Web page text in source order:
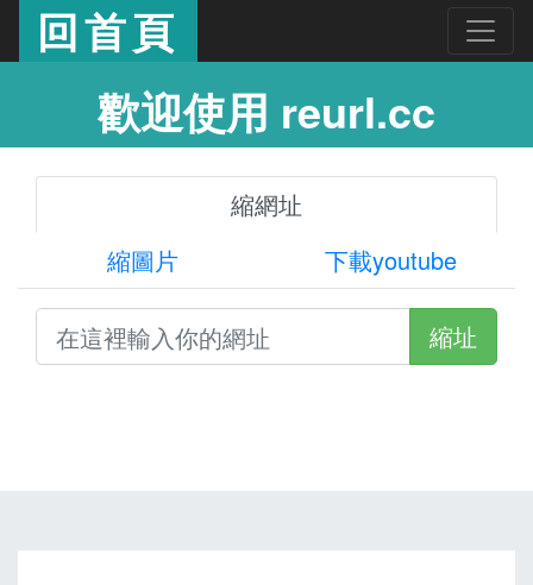
回首頁
歡迎使用 reurl.cc
縮網址
縮圖片
下載youtube
縮址